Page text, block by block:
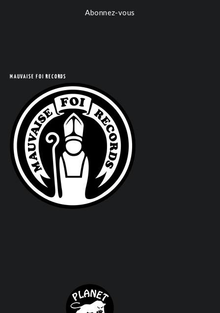
Abonnez-vous
MAUVAISE FOI RECORDS